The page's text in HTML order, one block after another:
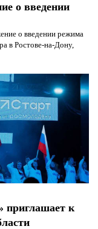
о введении
о введении режима
в Ростове-на-Дону,
приглашает к